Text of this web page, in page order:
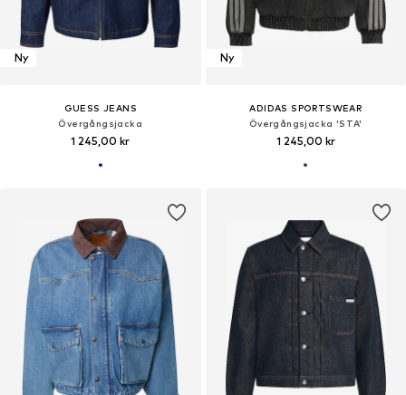
Ny
GUESS JEANS
Övergångsjacka
1 245,00 kr
Ny
ADIDAS SPORTSWEAR
Övergångsjacka 'STA'
1 245,00 kr